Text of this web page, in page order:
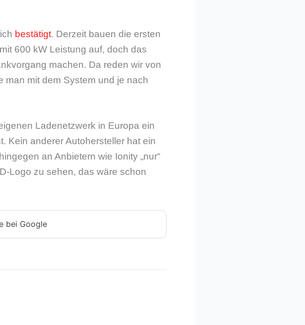
bestätigt. Derzeit bauen die ersten
600 kW Leistung auf, doch das
machen. Da reden wir von
man mit dem System und je nach
Ladenetzwerk in Europa ein
Kein anderer Autohersteller hat ein
an Anbietern wie Ionity „nur“
Logo zu sehen, das wäre schon
bei Google